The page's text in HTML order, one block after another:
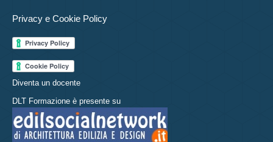
Privacy e Cookie Policy
Diventa un docente
DLT Formazione è presente su